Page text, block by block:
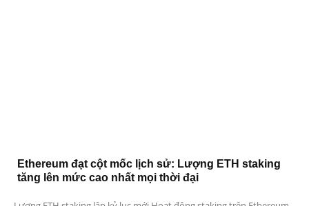
Ethereum đạt cột mốc lịch sử: Lượng ETH staking
tăng lên mức cao nhất mọi thời đại